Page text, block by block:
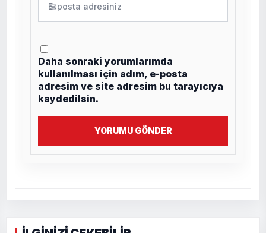
✉
Daha sonraki yorumlarımda
kullanılması için adım, e-posta
adresim ve site adresim bu tarayıcıya
kaydedilsin.
YORUMU GÖNDER